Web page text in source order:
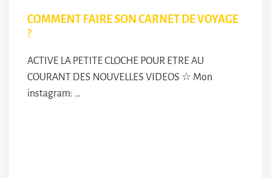
COMMENT FAIRE SON CARNET DE VOYAGE
?
ACTIVE LA PETITE CLOCHE POUR ETRE AU
COURANT DES NOUVELLES VIDEOS ☆ Mon
instagram: …